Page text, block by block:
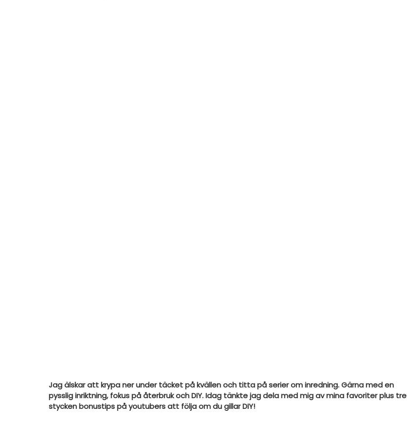
Jag älskar att krypa ner under täcket på kvällen och titta på serier om inredning. Gärna med en
pysslig inriktning, fokus på återbruk och DIY. Idag tänkte jag dela med mig av mina favoriter plus tre
stycken bonustips på youtubers att följa om du gillar DIY!